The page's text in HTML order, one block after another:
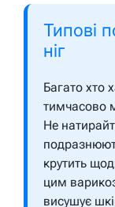
Типові
ніг
Багато хто
тимчасово
Не
крутить
цим
висушує